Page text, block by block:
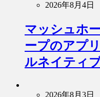
2026年8月4日
マッシュホ
ープのアプ
ルネイティ
2026年8月3日